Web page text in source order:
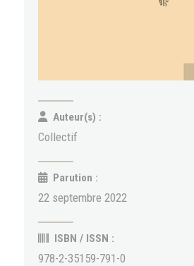
Auteur(s) :
Collectif
Parution :
22 septembre 2022
ISBN / ISSN :
978-2-35159-791-0